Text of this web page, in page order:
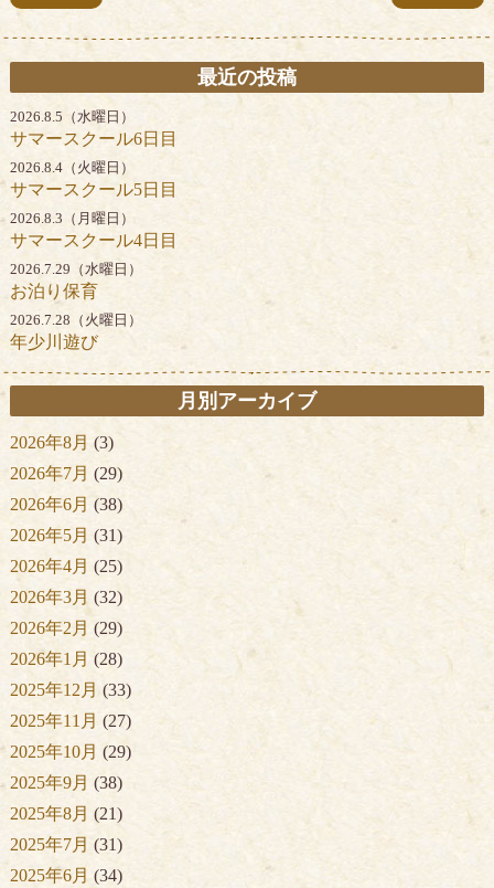
最近の投稿
2026.8.5（水曜日）
サマースクール6日目
2026.8.4（火曜日）
サマースクール5日目
2026.8.3（月曜日）
サマースクール4日目
2026.7.29（水曜日）
お泊り保育
2026.7.28（火曜日）
年少川遊び
月別アーカイブ
2026年8月 (3)
2026年7月 (29)
2026年6月 (38)
2026年5月 (31)
2026年4月 (25)
2026年3月 (32)
2026年2月 (29)
2026年1月 (28)
2025年12月 (33)
2025年11月 (27)
2025年10月 (29)
2025年9月 (38)
2025年8月 (21)
2025年7月 (31)
2025年6月 (34)